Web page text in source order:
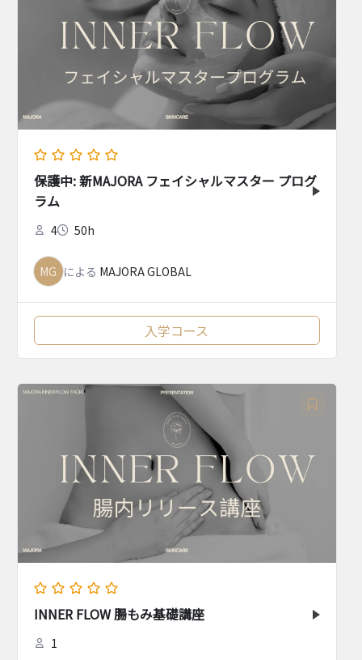
保護中: 新MAJORA フェイシャルマスター プログ
ラム
4 50h
MG による MAJORA GLOBAL
入学コース
INNER FLOW 腸もみ基礎講座
1